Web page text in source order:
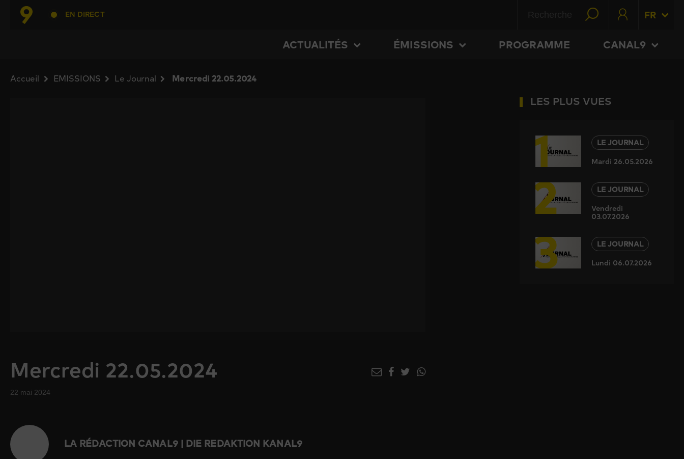
EN DIRECT FR
ACTUALITÉS ÉMISSIONS PROGRAMME CANAL9
Accueil EMISSIONS Le Journal Mercredi 22.05.2024
Mercredi 22.05.2024
22 mai 2024
LA RÉDACTION CANAL9 | DIE REDAKTION KANAL9
LES PLUS VUES
1
LE JOURNAL
Mardi 26.05.2026
2
LE JOURNAL
Vendredi
03.07.2026
3
LE JOURNAL
Lundi 06.07.2026